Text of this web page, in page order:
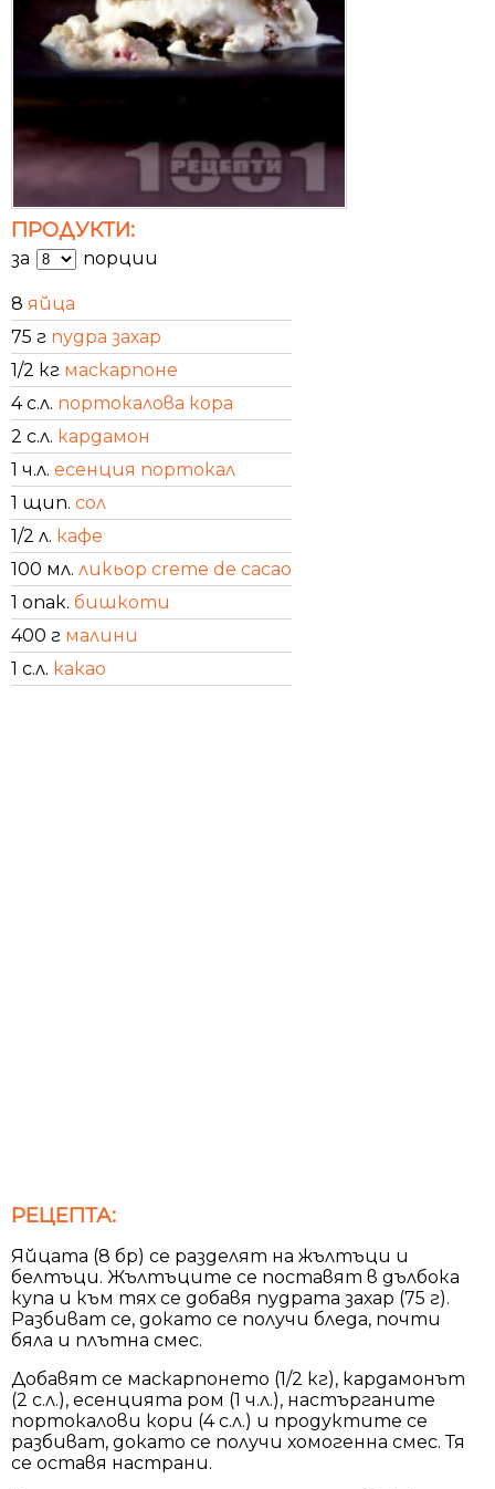
ПРОДУКТИ:
за порции
8 яйца
75 г пудра захар
1/2 кг маскарпоне
4 с.л. портокалова кора
2 с.л. кардамон
1 ч.л. есенция портокал
1 щип. сол
1/2 л. кафе
100 мл. ликьор creme de cacao
1 опак. бишкоти
400 г малини
1 с.л. какао
РЕЦЕПТА:
Яйцата (8 бр) се разделят на жълтъци и
белтъци. Жълтъците се постaвят в дълбока
купа и към тях се добавя пудрата захар (75 г).
Разбиват се, докато се получи бледа, почти
бяла и плътна смес.
Добавят се маскарпонето (1/2 кг), кардамонът
(2 с.л.), есенцията ром (1 ч.л.), настърганите
портокалови кори (4 с.л.) и продуктите се
разбиват, докато се получи хомогенна смес. Тя
се оставя настрани.